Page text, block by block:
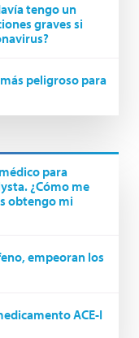
tengo un
graves si
peligroso para
para
¿Cómo me
obtengo mi
empeoran los
ACE-I